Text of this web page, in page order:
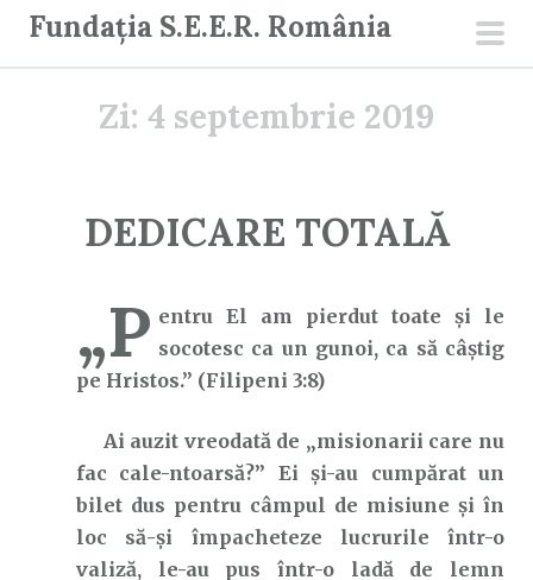
Fundația S.E.E.R. România
Zi: 4 septembrie 2019
DEDICARE TOTALĂ
„P entru El am pierdut toate și le
socotesc ca un gunoi, ca să câștig
pe Hristos.” (Filipeni 3:8)
Ai auzit vreodată de „misionarii care nu
fac cale-ntoarsă?” Ei și-au cumpărat un
bilet dus pentru câmpul de misiune și în
loc să-și împacheteze lucrurile într-o
valiză, le-au pus într-o ladă de lemn